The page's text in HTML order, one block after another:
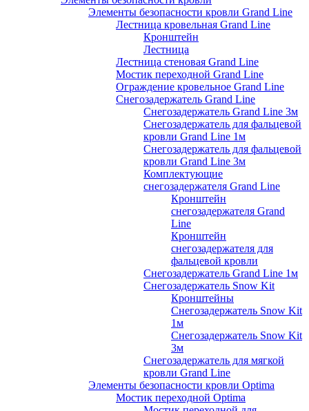
Элементы безопасности кровли Grand Line
Лестница кровельная Grand Line
Кронштейн
Лестница
Лестница стеновая Grand Line
Мостик переходной Grand Line
Ограждение кровельное Grand Line
Снегозадержатель Grand Line
Снегозадержатель Grand Line 3м
Снегозадержатель для фальцевой
кровли Grand Line 1м
Снегозадержатель для фальцевой
кровли Grand Line 3м
Комплектующие
снегозадержателя Grand Line
Кронштейн
снегозадержателя Grand
Line
Кронштейн
снегозадержателя для
фальцевой кровли
Снегозадержатель Grand Line 1м
Снегозадержатель Snow Kit
Кронштейны
Снегозадержатель Snow Kit
1м
Снегозадержатель Snow Kit
3м
Снегозадержатель для мягкой
кровли Grand Line
Элементы безопасности кровли Optima
Мостик переходной Optima